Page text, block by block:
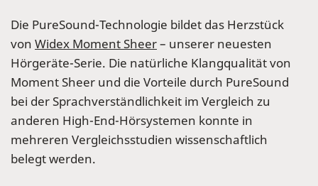
Die PureSound-Technologie bildet das Herzstück
von Widex Moment Sheer– unserer neuesten
Hörgeräte-Serie. Die natürliche Klangqualität von
Moment Sheer und die Vorteile durch PureSound
bei der Sprachverständlichkeit im Vergleich zu
anderen High-End-Hörsystemen konnte in
mehreren Vergleichsstudien wissenschaftlich
belegt werden.